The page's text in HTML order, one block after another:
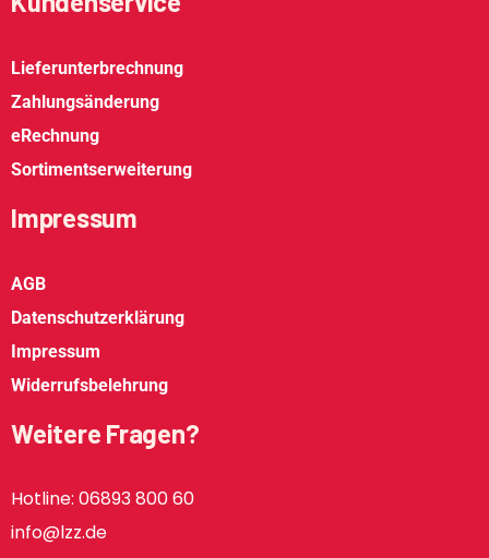
Lieferunterbrechnung
Zahlungsänderung
eRechnung
Sortimentserweiterung
Impressum
AGB
Datenschutzerklärung
Impressum
Widerrufsbelehrung
Weitere Fragen?
Hotline: 06893 800 60
info@lzz.de